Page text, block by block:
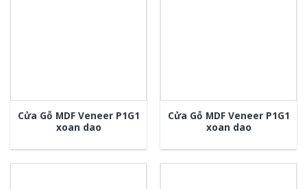
Cửa Gỗ MDF Veneer P1G1
xoan dao
Cửa Gỗ MDF Veneer P1G1
xoan dao